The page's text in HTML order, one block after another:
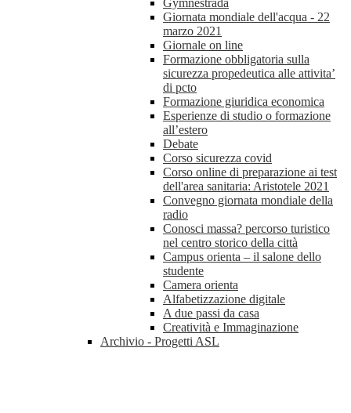
Gymnestrada
Giornata mondiale dell'acqua - 22
marzo 2021
Giornale on line
Formazione obbligatoria sulla
sicurezza propedeutica alle attivita’
di pcto
Formazione giuridica economica
Esperienze di studio o formazione
all’estero
Debate
Corso sicurezza covid
Corso online di preparazione ai test
dell'area sanitaria: Aristotele 2021
Convegno giornata mondiale della
radio
Conosci massa? percorso turistico
nel centro storico della città
Campus orienta – il salone dello
studente
Camera orienta
Alfabetizzazione digitale
A due passi da casa
Creatività e Immaginazione
Archivio - Progetti ASL